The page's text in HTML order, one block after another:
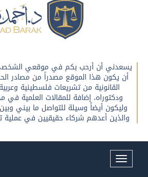
يسعدني أن أرحب بكم في موقعي
أن يكون هذا الموقع مصدراً من مصادر
القانونية من تشريعات فلسطينية
ودكتوراه، إضافة للمقالات العلمية في
وليكون أيضاً وسيلة للتواصل ما بيني وبين
والذين أعدهم شركاء حقيقيين في عملية
Toggle
navigation